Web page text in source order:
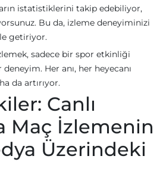
istatistiklerini takip edebiliyor,
Bu da, izleme deneyiminizi
getiriyor.
sadece bir spor etkinliği
Her anı, her heyecanı
da artırıyor.
Canlı
Maç İzlemenin
Üzerindeki